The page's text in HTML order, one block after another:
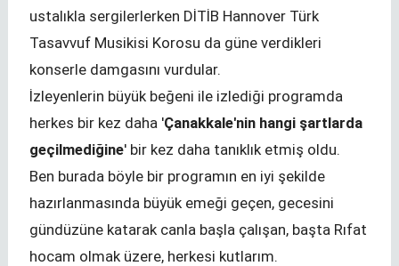
ustalıkla sergilerlerken DİTİB Hannover Türk
Tasavvuf Musikisi Korosu da güne verdikleri
konserle damgasını vurdular.
İzleyenlerin büyük beğeni ile izlediği programda
herkes bir kez daha 'Çanakkale'nin hangi şartlarda
geçilmediğine' bir kez daha tanıklık etmiş oldu.
Ben burada böyle bir programın en iyi şekilde
hazırlanmasında büyük emeği geçen, gecesini
gündüzüne katarak canla başla çalışan, başta Rıfat
hocam olmak üzere, herkesi kutlarım.